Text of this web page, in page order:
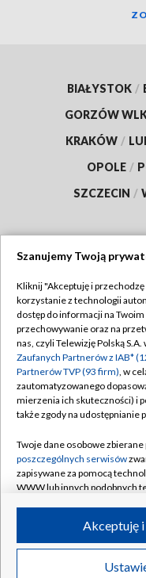
BIAŁYSTOK /
GORZÓW
KRAKÓW /
OPOLE /
SZCZECIN /
Abonament TVP
Emisja w TVP
Centrum informacji
Naziemna Telewizja
Rada Programowa
System NOS
Informacje o nadawcy
Program dla prasy
©2026
Szanujemy Twoją
Kliknij "Akceptuję i
korzystanie z technologii
dostęp do informacji na
przechowywanie oraz na
nas, czyli Telewizję Polską
Zaufanych Partnerów z IAB*
Partnerów TVP (93 firm), w
zautomatyzowanego
mierzenia ich skuteczności) i
także zgody na udostępnianie
Twoje dane osobowe
poszczególnych serwisów
zapisywane za pomocą
WWW lub innych podobnych
ruchu w Internecie.
Twoje dane osobowe
poszczególnych serwisówna
Akceptuję